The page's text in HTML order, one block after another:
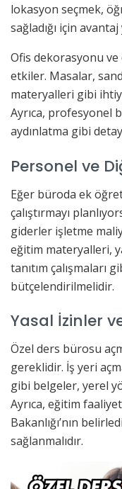
lokasyon seçmek,
sağladığı için avantaj
Ofis dekorasyonu
etkiler. Masalar,
materyalleri gibi
Ayrıca, profesyonel
aydınlatma gibi
Personel ve
Eğer büroda ek
çalıştırmayı
giderler işletme
eğitim materyalleri,
tanıtım çalışmaları
bütçelendirilmelidir.
Yasal İzinler
Özel ders bürosu
gereklidir. İş yeri
gibi belgeler, yerel
Ayrıca, eğitim
Bakanlığı’nın
sağlanmalıdır.